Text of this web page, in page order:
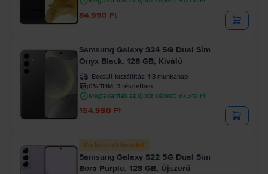
84.990 Ft
Samsung Galaxy S24 5G Dual Sim
Onyx Black, 128 GB, Kiváló
Becsült kiszállítás: 1-3 munkanap
0% THM, 3 részletben
Megtakarítás az újhoz képest: 97.510 Ft
154.990 Ft
Korlátozott készlet
Samsung Galaxy S22 5G Dual Sim
Bora Purple, 128 GB, Újszerű